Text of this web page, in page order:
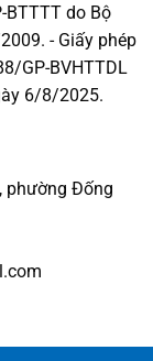
BTTTT do Bộ
- Giấy phép
GP-BVHTTDL
6/8/2025.
phường Đống